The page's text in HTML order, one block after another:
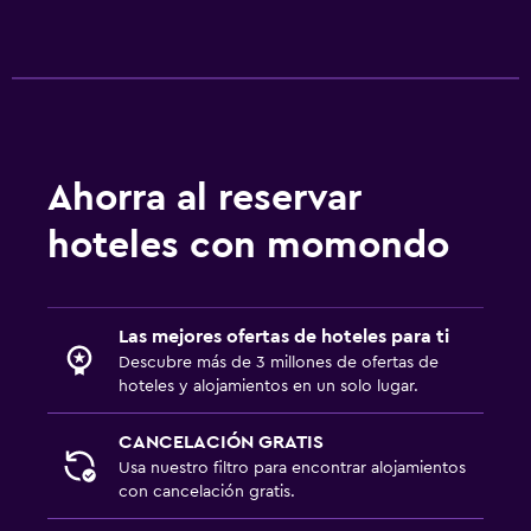
Fax/fotocopiadora
Escritorio
Ideal para familias
Comidas para niños
Ahorra al reservar
hoteles con momondo
Las mejores ofertas de hoteles para ti
Descubre más de 3 millones de ofertas de
hoteles y alojamientos en un solo lugar.
CANCELACIÓN GRATIS
Usa nuestro filtro para encontrar alojamientos
con cancelación gratis.